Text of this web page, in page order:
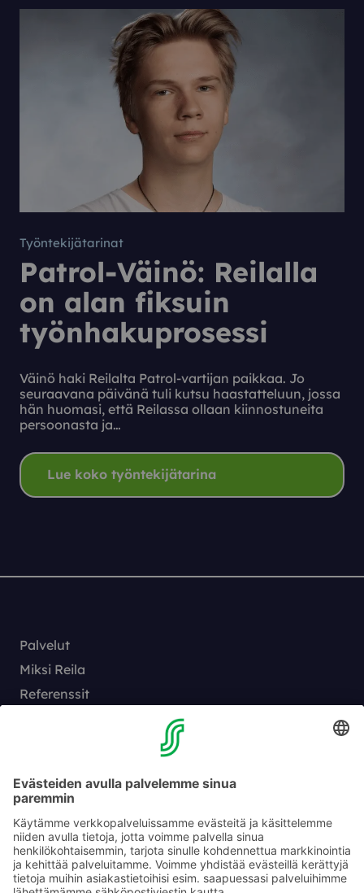
Työntekijätarinat
Patrol-Väinö: Reilalla
on alan fiksuin
työnhakuprosessi
Väinö haki Reilalta Patrol-vartijan paikkaa. Jo
seuraavana päivänä tuli kutsu haastatteluun, jossa
hän huomasi, että Reilassa ollaan kiinnostuneita
persoonasta ja…
Lue koko työntekijätarina
Palvelut
Miksi Reila
Referenssit
Vaihde:010 76 81005
Hälytys 24/7:
myynti@reila.fi
Fleminginkatu 34, 00510 Helsinki
Myynnin yhteystiedot